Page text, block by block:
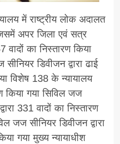
में राष्ट्रीय लोक अदालत
अपर जिला एवं सत्र
वादों का निस्तारण किया
डिवीजन द्वारा ढाई
विशेष 138 के न्यायालय
किया गया सिविल जज
331 वादों का निस्तारण
जज सीनियर डिवीजन द्वारा
गया मुख्य न्यायाधीश